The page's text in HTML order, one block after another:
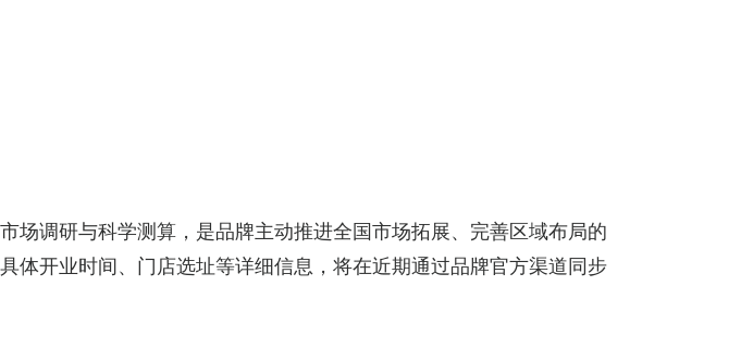
场调研与科学测算，是品牌主动推进全国市场拓展、完善区域布局的
体开业时间、门店选址等详细信息，将在近期通过品牌官方渠道同步